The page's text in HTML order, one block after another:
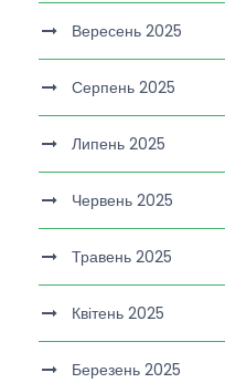
Вересень 2025
Серпень 2025
Липень 2025
Червень 2025
Травень 2025
Квітень 2025
Березень 2025